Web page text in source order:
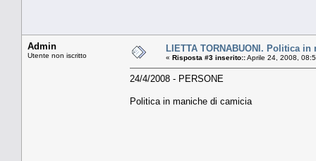
Admin
Utente non iscritto
LIETTA TORNABUONI. Politica
« Risposta #3 inserito::Aprile 24, 2008,
24/4/2008 - PERSONE
Politica in maniche di camicia